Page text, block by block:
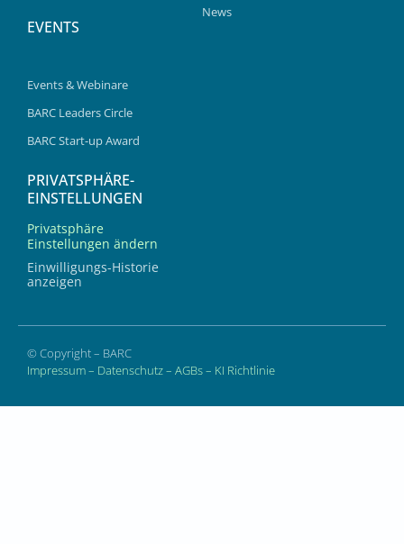
EVENTS
Events & Webinare
BARC Leaders Circle
BARC Start-up Award
News
PRIVATSPHÄRE-
EINSTELLUNGEN
Privatsphäre
Einstellungen ändern
Einwilligungs-Historie
anzeigen
© Copyright – BARC
Impressum– Datenschutz– AGBs– KI Richtlinie